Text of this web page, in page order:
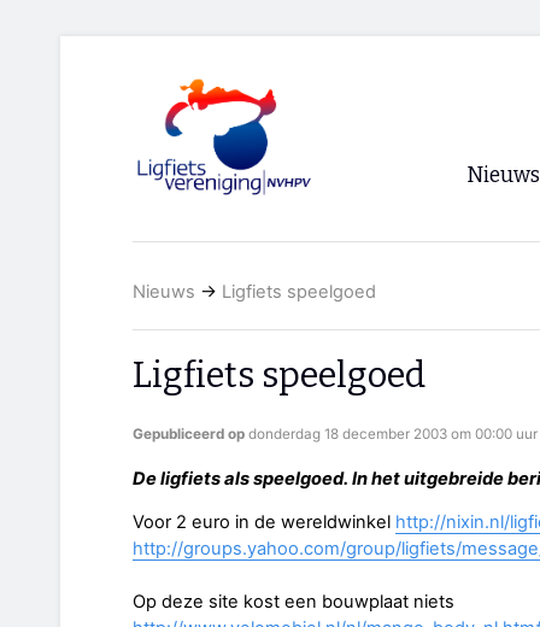
Nieuws
Nieuws → Ligfiets speelgoed
Ligfiets speelgoed
Gepubliceerd op donderdag 18 december 2003 om 00:00 uur
De ligfiets als speelgoed. In het uitgebreide
Voor 2 euro in de wereldwinkel http://nixin.nl/
http://groups.yahoo.com/group/ligfiets/
Op deze site kost een bouwplaat niets